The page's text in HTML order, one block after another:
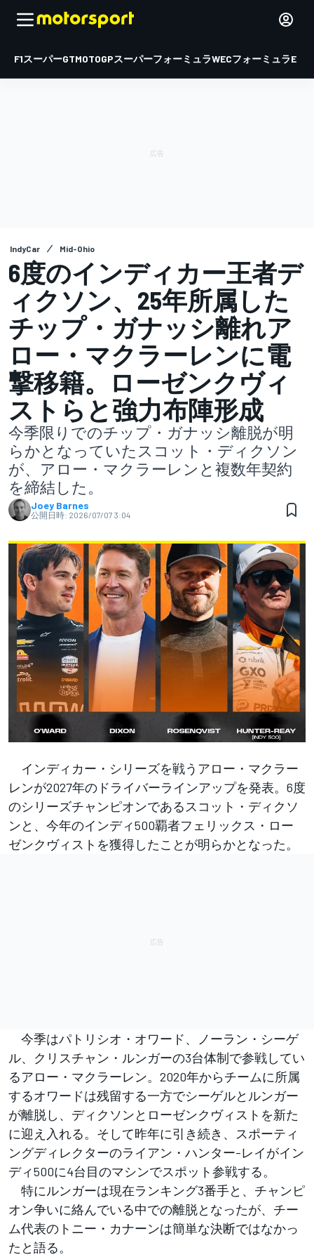
F1スーパーGTMOTOGPスーパーフォーミュラWECフォーミュラE
IndyCar Mid-Ohio
6度のインディカー王者デ
ィクソン、25年所属した
チップ・ガナッシ離れア
ロー・マクラーレンに電
撃移籍。ローゼンクヴィ
ストらと強力布陣形成
今季限りでのチップ・ガナッシ離脱が明
らかとなっていたスコット・ディクソン
が、アロー・マクラーレンと複数年契約
を締結した。
Joey Barnes
公開日時: 2026/07/07 3:04
インディカー・シリーズを戦うアロー・マクラー
レンが2027年のドライバーラインアップを発表。6度
のシリーズチャンピオンであるスコット・ディクソ
ンと、今年のインディ500覇者フェリックス・ロー
ゼンクヴィストを獲得したことが明らかとなった。
今季はパトリシオ・オワード、ノーラン・シーゲ
ル、クリスチャン・ルンガーの3台体制で参戦してい
るアロー・マクラーレン。2020年からチームに所属
するオワードは残留する一方でシーゲルとルンガー
が離脱し、ディクソンとローゼンクヴィストを新た
に迎え入れる。そして昨年に引き続き、スポーティ
ングディレクターのライアン・ハンター-レイがイン
ディ500に4台目のマシンでスポット参戦する。
特にルンガーは現在ランキング3番手と、チャンピ
オン争いに絡んでいる中での離脱となったが、チー
ム代表のトニー・カナーンは簡単な決断ではなかっ
たと語る。